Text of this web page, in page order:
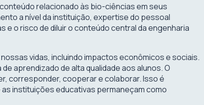
relacionado às bio-ciências em seus
a nível da instituição, expertise do pessoal
o risco de diluir o conteúdo central da engenharia
vidas, incluindo impactos econômicos e sociais.
aprendizado de alta qualidade aos alunos. O
corresponder, cooperar e colaborar. Isso é
instituições educativas permaneçam como